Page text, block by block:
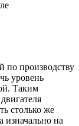
по производству
уровень
Таким
столько же
изначально на